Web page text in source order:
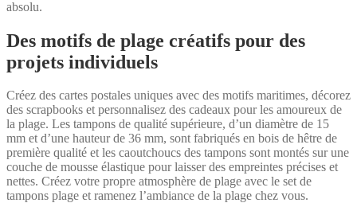
absolu.
Des motifs de plage créatifs pour des
projets individuels
Créez des cartes postales uniques avec des motifs maritimes, décorez
des scrapbooks et personnalisez des cadeaux pour les amoureux de
la plage. Les tampons de qualité supérieure, d’un diamètre de 15
mm et d’une hauteur de 36 mm, sont fabriqués en bois de hêtre de
première qualité et les caoutchoucs des tampons sont montés sur une
couche de mousse élastique pour laisser des empreintes précises et
nettes. Créez votre propre atmosphère de plage avec le set de
tampons plage et ramenez l’ambiance de la plage chez vous.